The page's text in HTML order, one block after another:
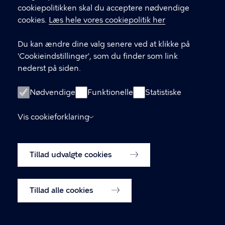
cookiepolitikken skal du acceptere nødvendige
cookies. Læs hele vores cookiepolitik her
Du kan ændre dine valg senere ved at klikke på
'Cookieindstillinger', som du finder som link
nederst på siden.
Nødvendige Funktionelle Statistiske
Vis cookieforklaring
Tillad udvalgte cookies
Tillad alle cookies
GENVEJE
Digital Post
Databeskyttelse
Tilgængelighedserklæring
Om hjemmesiden
Cookiepolitik